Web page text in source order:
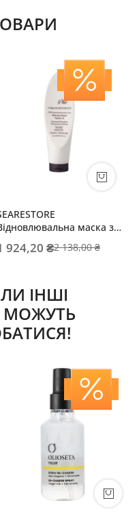
маска з
волосся
924,20 ₴2 138,00 ₴
ІНШІ
МОЖУТЬ